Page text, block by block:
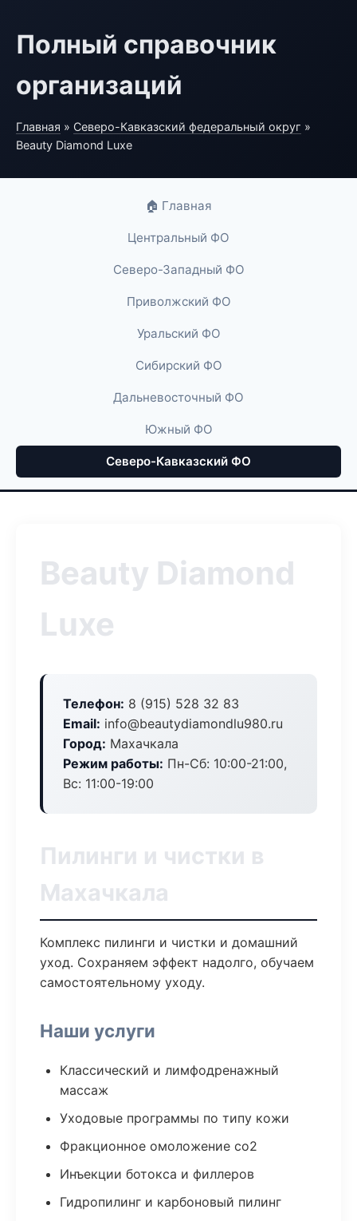
Полный справочник
организаций
Главная » Северо-Кавказский федеральный округ »
Beauty Diamond Luxe
🏠 Главная
Центральный ФО
Северо-Западный ФО
Приволжский ФО
Уральский ФО
Сибирский ФО
Дальневосточный ФО
Южный ФО
Северо-Кавказский ФО
Beauty Diamond
Luxe
Телефон: 8 (915) 528 32 83
Email: info@beautydiamondlu980.ru
Город: Махачкала
Режим работы: Пн-Сб: 10:00-21:00,
Вс: 11:00-19:00
Пилинги и чистки в
Махачкала
Комплекс пилинги и чистки и домашний
уход. Сохраняем эффект надолго, обучаем
самостоятельному уходу.
Наши услуги
Классический и лимфодренажный
массаж
Уходовые программы по типу кожи
Фракционное омоложение co2
Инъекции ботокса и филлеров
Гидропилинг и карбоновый пилинг